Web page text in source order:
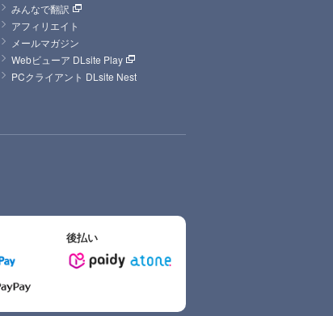
みんなで翻訳
アフィリエイト
メールマガジン
Webビューア DLsite Play
PCクライアント DLsite Nest
後払い